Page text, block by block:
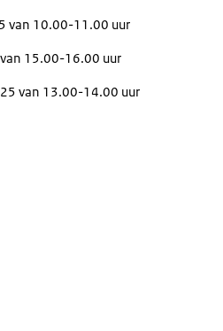
van 10.00-11.00 uur
15.00-16.00 uur
van 13.00-14.00 uur